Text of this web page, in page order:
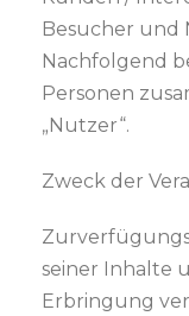
Besucher und
Nachfolgend
Personen
„Nutzer“.
Zweck der
seiner Inhalte
Erbringung